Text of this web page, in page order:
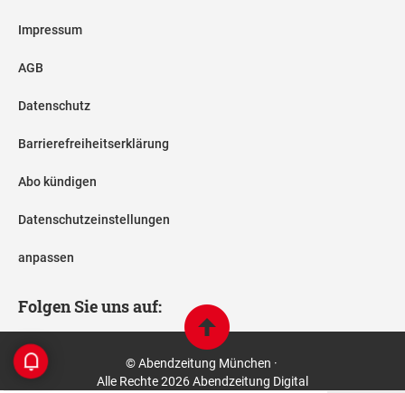
Impressum
AGB
Datenschutz
Barrierefreiheitserklärung
Abo kündigen
Datenschutzeinstellungen
anpassen
Folgen Sie uns auf:
© Abendzeitung München ·
Alle Rechte 2026 Abendzeitung Digital